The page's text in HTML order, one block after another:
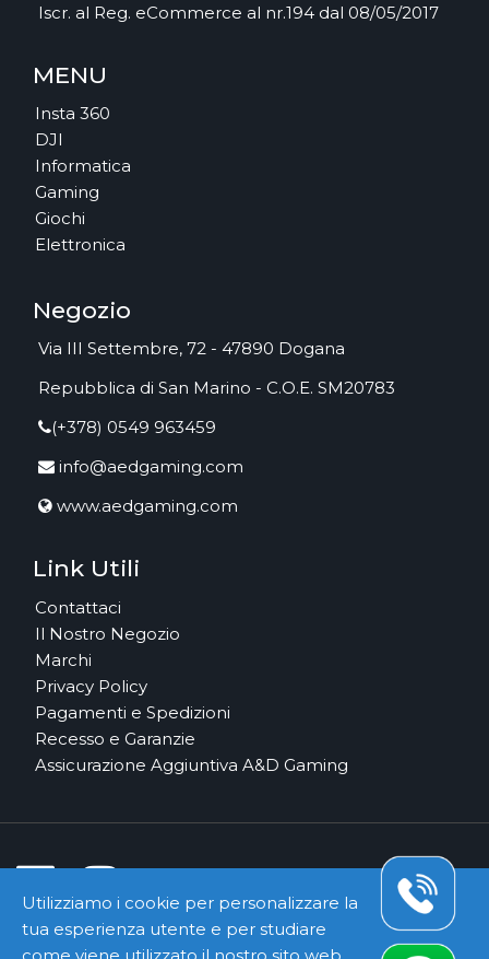
Iscr. al Reg. eCommerce al nr.194 dal 08/05/2017
MENU
Insta 360
DJI
Informatica
Gaming
Giochi
Elettronica
Negozio
Via III Settembre, 72 - 47890 Dogana
Repubblica di San Marino - C.O.E. SM20783
(+378) 0549 963459
info@aedgaming.com
www.aedgaming.com
Link Utili
Contattaci
Il Nostro Negozio
Marchi
Privacy Policy
Pagamenti e Spedizioni
Recesso e Garanzie
Assicurazione Aggiuntiva A&D Gaming
Pagamenti e Corrieri Sicuri
Utilizziamo i cookie per personalizzare la
tua esperienza utente e per studiare